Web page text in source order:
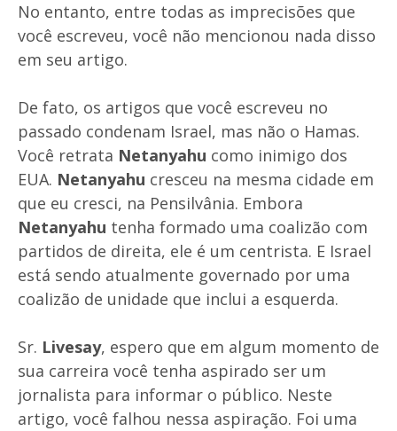
No entanto, entre todas as imprecisões que
você escreveu, você não mencionou nada disso
em seu artigo.
De fato, os artigos que você escreveu no
passado condenam Israel, mas não o Hamas.
Você retrata Netanyahu como inimigo dos
EUA. Netanyahu cresceu na mesma cidade em
que eu cresci, na Pensilvânia. Embora
Netanyahu tenha formado uma coalizão com
partidos de direita, ele é um centrista. E Israel
está sendo atualmente governado por uma
coalizão de unidade que inclui a esquerda.
Sr. Livesay, espero que em algum momento de
sua carreira você tenha aspirado ser um
jornalista para informar o público. Neste
artigo, você falhou nessa aspiração. Foi uma